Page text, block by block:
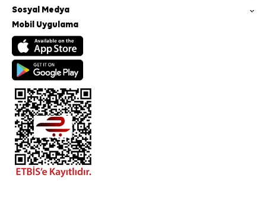
Sosyal Medya
Mobil Uygulama